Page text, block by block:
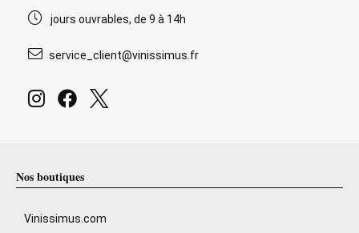
jours ouvrables, de 9 à 14h
service_client@vinissimus.fr
Nos boutiques
Vinissimus.com